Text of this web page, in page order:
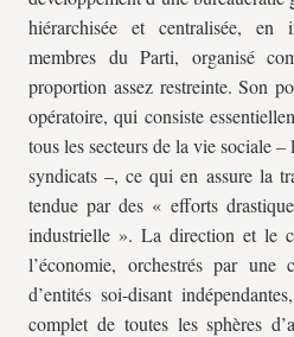
hiérarchisée et centralisée, en
membres du Parti, organisé
proportion assez restreinte. Son
opératoire, qui consiste
tous les secteurs de la vie sociale
syndicats –, ce qui en assure la
tendue par des « efforts
industrielle ». La direction et le
l’économie, orchestrés par une
d’entités soi-disant
complet de toutes les sphères